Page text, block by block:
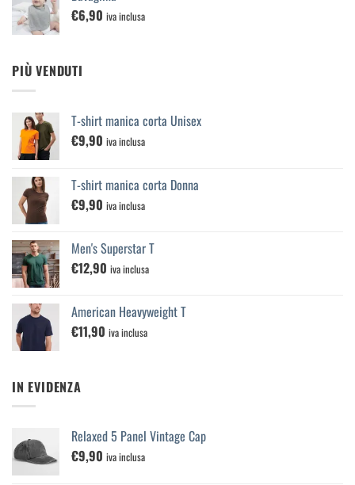
€6,90 iva inclusa
PIÙ VENDUTI
T-shirt manica corta Unisex
€9,90 iva inclusa
T-shirt manica corta Donna
€9,90 iva inclusa
Men's Superstar T
€12,90 iva inclusa
American Heavyweight T
€11,90 iva inclusa
IN EVIDENZA
Relaxed 5 Panel Vintage Cap
€9,90 iva inclusa